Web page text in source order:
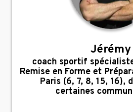
Jérémy
,
coach sportif
Remise en Forme et
Paris (6, 7, 8, 15, 16),
certaines